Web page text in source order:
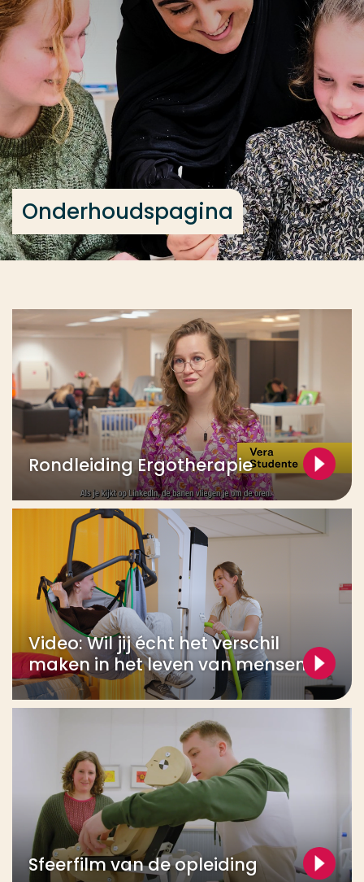
Ga direct naar de content
... > Onderhoudspagina
Onderhoudspagina
Rondleiding Ergotherapie
Video: Wil jij écht het verschil
maken in het leven van mensen?
Sfeerfilm van de opleiding
Veel gezocht
Opleiding
Contact